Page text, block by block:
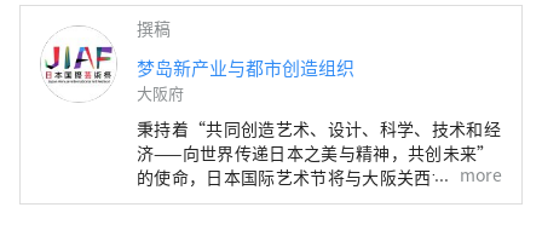
https://yumeshimakikou.org/ 每日新闻大
厦，大阪市北区梅田3-4-5，邮编：530-0001
邮箱：info@yumeshimakikou.com 电话：
06-6136-8803
***************************************
撰稿
梦岛新产业与都市创造组织
大阪府
秉持着“共同创造艺术、设计、科学、技术和经
济——向世界传递日本之美与精神，共创未来”
的使命，日本国际艺术节将与大阪关西世博会同
期举办，为期六个月。届时，将有来自158个国
more